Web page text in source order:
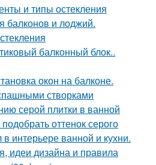
и типы остекления
балконов и лоджий.
балконный блок..
окон на балконе.
створками
серой плитки в ванной
оттенок серого
интерьере ванной и кухни.
идеи дизайна и правила